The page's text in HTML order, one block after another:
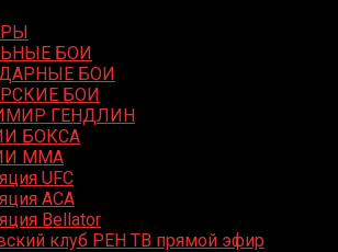
БОИ
БОИ
БОИ
ГЕНДЛИН
БОКСА
MMA
UFC
ACA
Bellator
клуб РЕН ТВ прямой эфир